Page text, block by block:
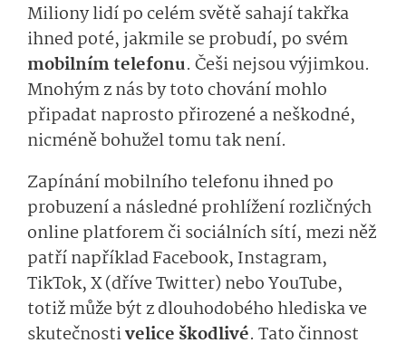
Miliony lidí po celém světě sahají takřka
ihned poté, jakmile se probudí, po svém
mobilním telefonu. Češi nejsou výjimkou.
Mnohým z nás by toto chování mohlo
připadat naprosto přirozené a neškodné,
nicméně bohužel tomu tak není.
Zapínání mobilního telefonu ihned po
probuzení a následné prohlížení rozličných
online platforem či sociálních sítí, mezi něž
patří například Facebook, Instagram,
TikTok, X (dříve Twitter) nebo YouTube,
totiž může být z dlouhodobého hlediska ve
skutečnostivelice škodlivé. Tato činnost